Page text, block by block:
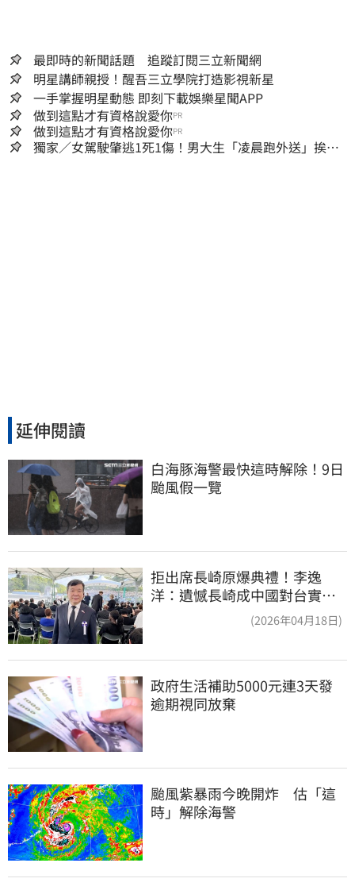
最即時的新聞話題 追蹤訂閱三立新聞網
明星講師親授！醒吾三立學院打造影視新星
一手掌握明星動態 即刻下載娛樂星聞APP
做到這點才有資格說愛你PR
做到這點才有資格說愛你PR
獨家／女駕駛肇逃1死1傷！男大生「凌晨跑外送」挨
延伸閱讀
白海豚海警最快這時解除！9日
颱風假一覽
拒出席長崎原爆典禮！李逸
洋：遺憾長崎成中國對台實施
法律戰的執行工具(2026年04月18日)
政府生活補助5000元連3天發
逾期視同放棄
颱風紫暴雨今晚開炸　估「這
時」解除海警